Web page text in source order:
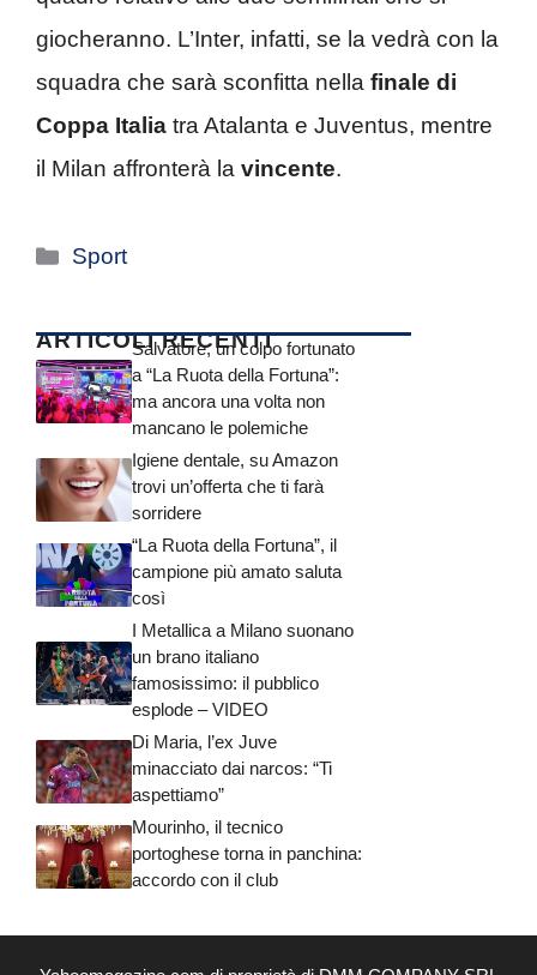
giocheranno. L’Inter, infatti, se la vedrà con la
squadra che sarà sconfitta nella finale di
Coppa Italia tra Atalanta e Juventus, mentre
il Milan affronterà la vincente.
Categorie
Sport
ARTICOLI RECENTI
Salvatore, un colpo fortunato
a “La Ruota della Fortuna”:
ma ancora una volta non
mancano le polemiche
Igiene dentale, su Amazon
trovi un’offerta che ti farà
sorridere
“La Ruota della Fortuna”, il
campione più amato saluta
così
I Metallica a Milano suonano
un brano italiano
famosissimo: il pubblico
esplode – VIDEO
Di Maria, l’ex Juve
minacciato dai narcos: “Ti
aspettiamo”
Mourinho, il tecnico
portoghese torna in panchina:
accordo con il club